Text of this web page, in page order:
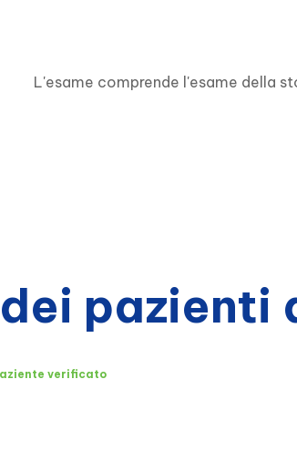
L'esame comprende l'esame della
pazienti
verificato